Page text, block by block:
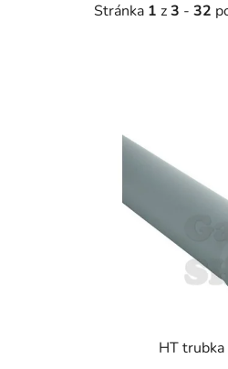
Stránka 1 z3 - 32
HT